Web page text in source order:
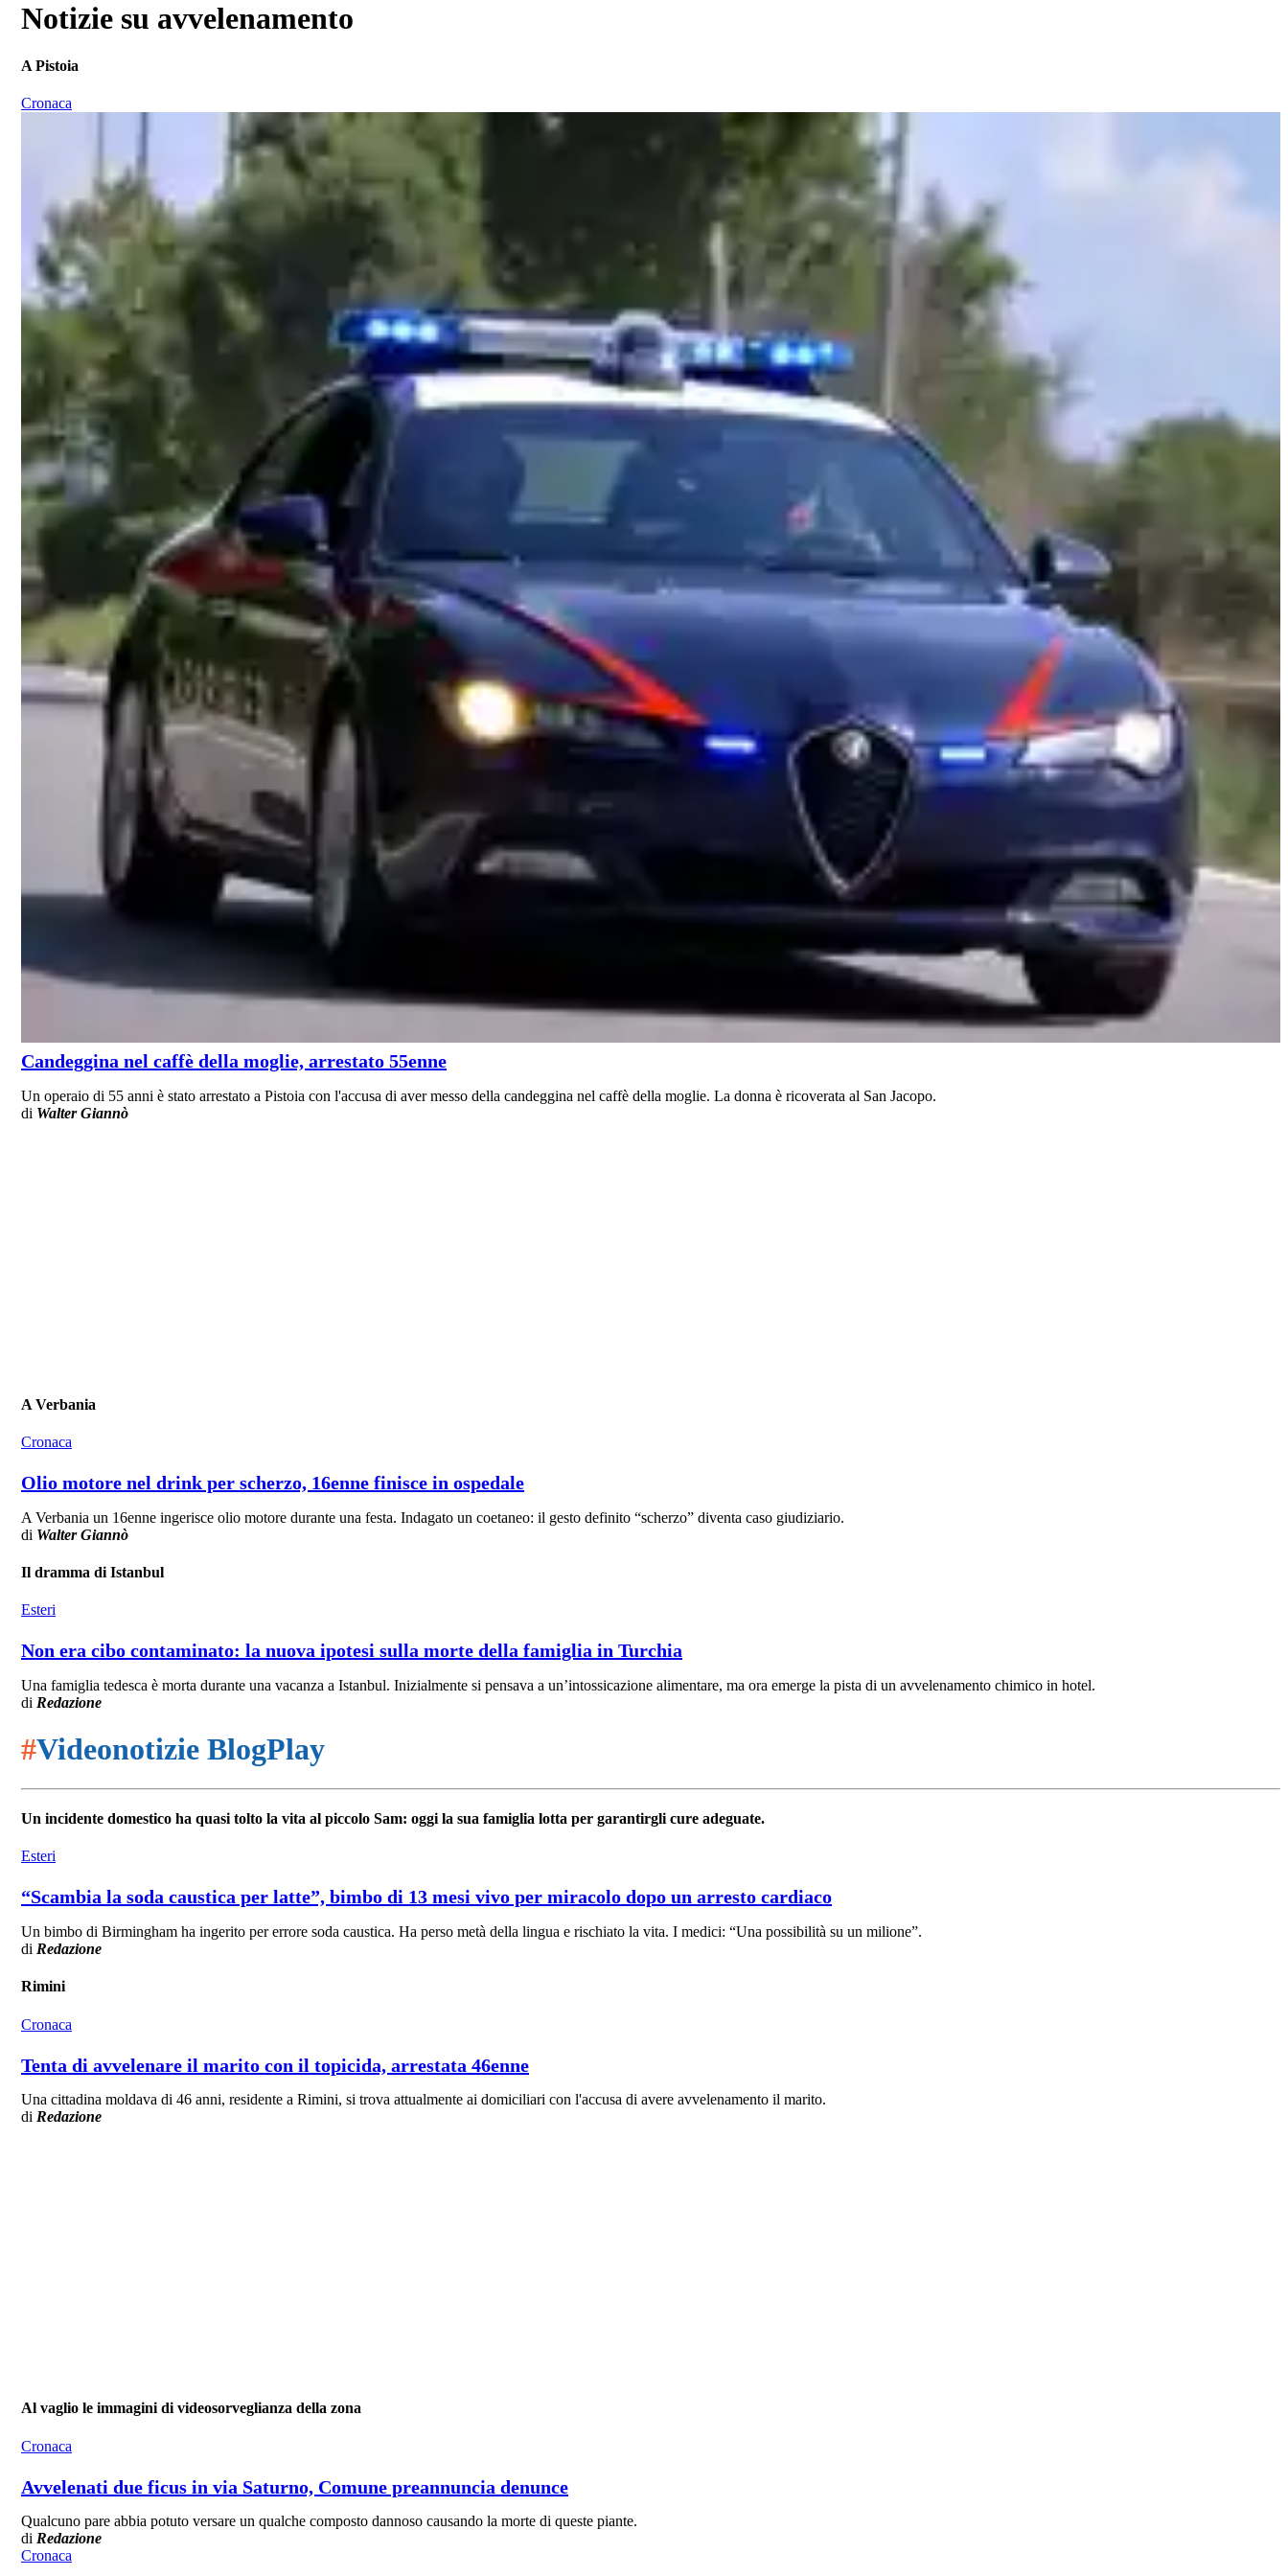
Notizie su avvelenamento
A Pistoia
Cronaca
Candeggina nel caffè della moglie, arrestato 55enne
Un operaio di 55 anni è stato arrestato a Pistoia con l'accusa di aver messo della candeggina nel caffè della moglie. La donna è ricoverata al San Jacopo.
di Walter Giannò
A Verbania
Cronaca
Olio motore nel drink per scherzo, 16enne finisce in ospedale
A Verbania un 16enne ingerisce olio motore durante una festa. Indagato un coetaneo: il gesto definito “scherzo” diventa caso giudiziario.
di Walter Giannò
Il dramma di Istanbul
Esteri
Non era cibo contaminato: la nuova ipotesi sulla morte della famiglia in Turchia
Una famiglia tedesca è morta durante una vacanza a Istanbul. Inizialmente si pensava a un’intossicazione alimentare, ma ora emerge la pista di un avvelenamento chimico in hotel.
di Redazione
#Videonotizie BlogPlay
Un incidente domestico ha quasi tolto la vita al piccolo Sam: oggi la sua famiglia lotta per garantirgli cure adeguate.
Esteri
“Scambia la soda caustica per latte”, bimbo di 13 mesi vivo per miracolo dopo un arresto cardiaco
Un bimbo di Birmingham ha ingerito per errore soda caustica. Ha perso metà della lingua e rischiato la vita. I medici: “Una possibilità su un milione”.
di Redazione
Rimini
Cronaca
Tenta di avvelenare il marito con il topicida, arrestata 46enne
Una cittadina moldava di 46 anni, residente a Rimini, si trova attualmente ai domiciliari con l'accusa di avere avvelenamento il marito.
di Redazione
Al vaglio le immagini di videosorveglianza della zona
Cronaca
Avvelenati due ficus in via Saturno, Comune preannuncia denunce
Qualcuno pare abbia potuto versare un qualche composto dannoso causando la morte di queste piante.
di Redazione
Cronaca